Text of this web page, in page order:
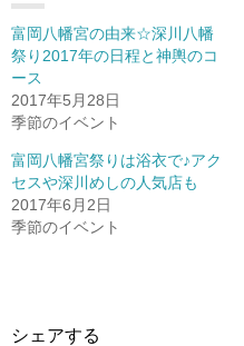
富岡八幡宮の由来☆深川八幡
祭り2017年の日程と神輿のコ
ース
2017年5月28日
季節のイベント
富岡八幡宮祭りは浴衣で♪アク
セスや深川めしの人気店も
2017年6月2日
季節のイベント
シェアする